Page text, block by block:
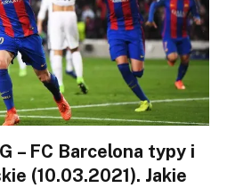
– FC Barcelona typy i
(10.03.2021). Jakie